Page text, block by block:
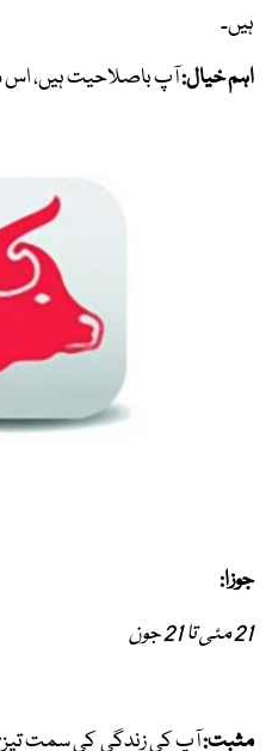
ہیں۔
اہم خیال:آپ باصلاحیت ہیں، اس
جوزا:
21 مئی تا 21 جون
مثبت:آپ کی زندگی کی سمت